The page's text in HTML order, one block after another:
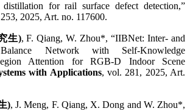
for rail surface defect detection,”
2025, Art. no. 117600.
生), F. Qiang, W. Zhou*, “IIBNet: Inter- and
Balance Network with Self-Knowledge
Attention for RGB-D Indoor Scene
with Applications, vol. 281, 2025, Art.
), J. Meng, F. Qiang, X. Dong and W. Zhou*,